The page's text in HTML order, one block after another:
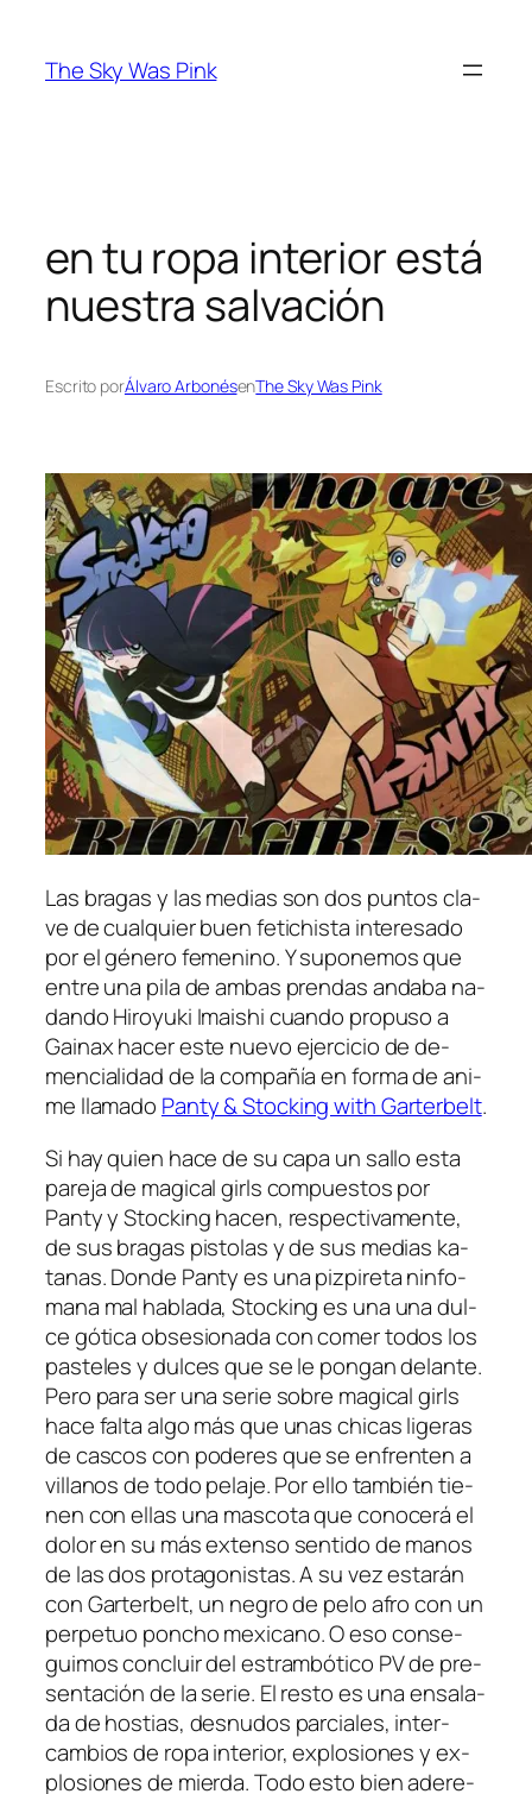
contenido
The Sky Was Pink
en tu ropa interior está
nuestra salvación
Escrito porÁlvaro ArbonésenThe Sky Was Pink
Las bra­gas y las me­dias son dos pun­tos cla­
ve de cual­quier buen fe­ti­chis­ta in­tere­sa­do
por el gé­ne­ro fe­me­nino. Y su­po­ne­mos que
en­tre una pi­la de am­bas pren­das an­da­ba na­
dan­do Hiroyuki Imaishi cuan­do pro­pu­so a
Gainax ha­cer es­te nue­vo ejer­ci­cio de de­
men­cia­li­dad de la com­pa­ñía en for­ma de ani­
me lla­ma­do Panty & Stocking with Garterbelt.
Si hay quien ha­ce de su ca­pa un sa­llo es­ta
pa­re­ja de ma­gi­cal girls com­pues­tos por
Panty y Stocking ha­cen, res­pec­ti­va­men­te,
de sus bra­gas pis­to­las y de sus me­dias ka­
ta­nas. Donde Panty es una piz­pi­re­ta nin­fo­
ma­na mal ha­bla­da, Stocking es una una dul­
ce gó­ti­ca ob­se­sio­na­da con co­mer to­dos los
pas­te­les y dul­ces que se le pon­gan de­lan­te.
Pero pa­ra ser una se­rie so­bre ma­gi­cal girls
ha­ce fal­ta al­go más que unas chi­cas li­ge­ras
de cas­cos con po­de­res que se en­fren­ten a
vi­lla­nos de to­do pe­la­je. Por ello tam­bién tie­
nen con ellas una mas­co­ta que co­no­ce­rá el
do­lor en su más ex­ten­so sen­ti­do de ma­nos
de las dos pro­ta­go­nis­tas. A su vez es­ta­rán
con Garterbelt, un ne­gro de pe­lo afro con un
per­pe­tuo pon­cho me­xi­cano. O eso con­se­
gui­mos con­cluir del es­tram­bó­ti­co PV de pre­
sen­ta­ción de la se­rie. El res­to es una en­sa­la­
da de hos­tias, des­nu­dos par­cia­les, in­ter­
cam­bios de ro­pa in­te­rior, ex­plo­sio­nes y ex­
plo­sio­nes de mier­da. Todo es­to bien ade­re­